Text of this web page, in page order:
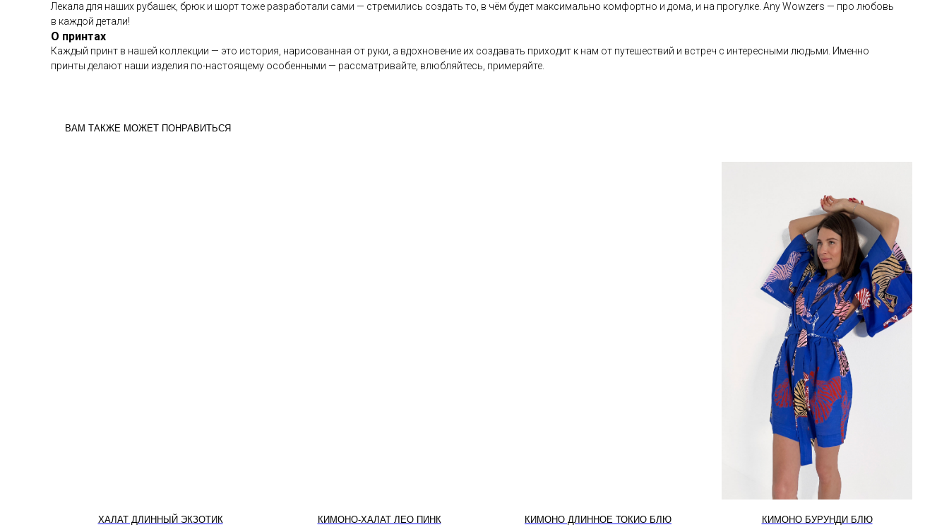
Лекала для наших рубашек, брюк и шорт тоже разработали сами — стремились создать то, в чём будет максимально комфортно и дома, и на прогулке. Any Wowzers — про любовь
в каждой детали!
О принтах
Каждый принт в нашей коллекции — это история, нарисованная от руки, а вдохновение их создавать приходит к нам от путешествий и встреч с интересными людьми. Именно
принты делают наши изделия по-настоящему особенными — рассматривайте, влюбляйтесь, примеряйте.
ВАМ ТАКЖЕ МОЖЕТ ПОНРАВИТЬСЯ
ХАЛАТ ДЛИННЫЙ ЭКЗОТИК КИМОНО-ХАЛАТ ЛЕО ПИНК КИМОНО ДЛИННОЕ ТОКИО БЛЮ КИМОНО БУРУНДИ БЛЮ